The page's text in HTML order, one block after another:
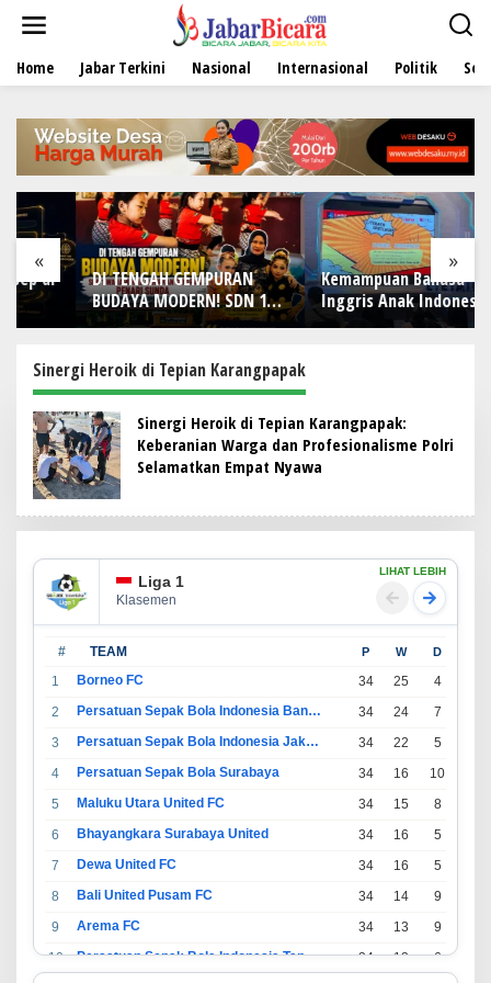
t
Home Jabar Terkini Nasional Internasional Politik
« »
DI TENGAH GEMPURAN
BUDAYA MODERN! SDN 1
Wanamekar Lahirkan
Menjaga Warisan Leluhur
dari Ruang Kelas
Kemampuan Bahasa
Inggris Anak Indonesia
Masih Menjadi Tantangan,
Dinilai Perlu Berubah
Sinergi Heroik di Tepian Karangpapak
Sinergi Heroik di Tepian Karangpapak:
Keberanian Warga dan Profesionalisme Polri
Selamatkan Empat Nyawa
Liga 1
Klasemen
LIHAT LEBIH
# TEAM P W D
1 Borneo FC 34 25 4
2
Persatuan Sepak Bola Indonesia Bandung 34 24 7
3
Persatuan Sepak Bola Indonesia Jakarta 34 22 5
4
Persatuan Sepak Bola Surabaya 34 16 10
5
Maluku Utara United FC 34 15 8
6
Bhayangkara Surabaya United 34 16 5
7
Dewa United FC 34 16 5
8
Bali United Pusam FC 34 14 9
9
Arema FC 34 13 9
10
Persatuan Sepak Bola Indonesia Tangerang 34 13 6